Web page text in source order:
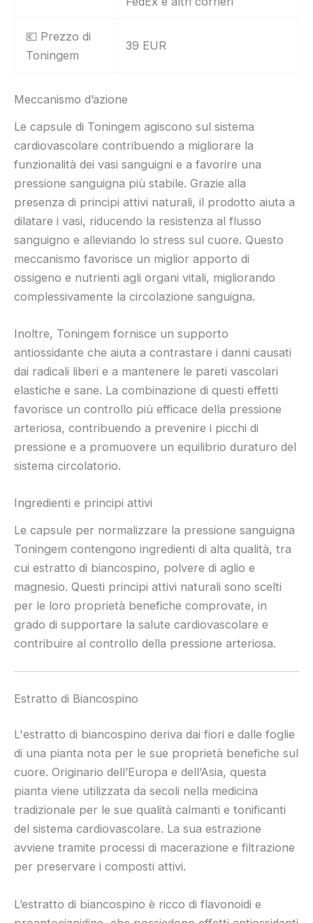
💶 Prezzo di
Toningem
39 EUR
Meccanismo d’azione
Le capsule di Toningem agiscono sul sistema
cardiovascolare contribuendo a migliorare la
funzionalità dei vasi sanguigni e a favorire una
pressione sanguigna più stabile. Grazie alla
presenza di principi attivi naturali, il prodotto aiuta a
dilatare i vasi, riducendo la resistenza al flusso
sanguigno e alleviando lo stress sul cuore. Questo
meccanismo favorisce un miglior apporto di
ossigeno e nutrienti agli organi vitali, migliorando
complessivamente la circolazione sanguigna.
Inoltre, Toningem fornisce un supporto
antiossidante che aiuta a contrastare i danni causati
dai radicali liberi e a mantenere le pareti vascolari
elastiche e sane. La combinazione di questi effetti
favorisce un controllo più efficace della pressione
arteriosa, contribuendo a prevenire i picchi di
pressione e a promuovere un equilibrio duraturo del
sistema circolatorio.
Ingredienti e principi attivi
Le capsule per normalizzare la pressione sanguigna
Toningem contengono ingredienti di alta qualità, tra
cui estratto di biancospino, polvere di aglio e
magnesio. Questi principi attivi naturali sono scelti
per le loro proprietà benefiche comprovate, in
grado di supportare la salute cardiovascolare e
contribuire al controllo della pressione arteriosa.
Estratto di Biancospino
L'estratto di biancospino deriva dai fiori e dalle foglie
di una pianta nota per le sue proprietà benefiche sul
cuore. Originario dell’Europa e dell’Asia, questa
pianta viene utilizzata da secoli nella medicina
tradizionale per le sue qualità calmanti e tonificanti
del sistema cardiovascolare. La sua estrazione
avviene tramite processi di macerazione e filtrazione
per preservare i composti attivi.
L’estratto di biancospino è ricco di flavonoidi e